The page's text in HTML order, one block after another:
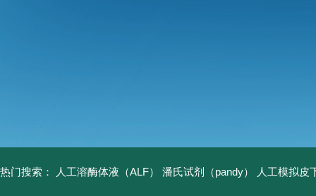
热门搜索： 人工溶酶体液（ALF） 潘氏试剂（pandy） 人工模拟皮